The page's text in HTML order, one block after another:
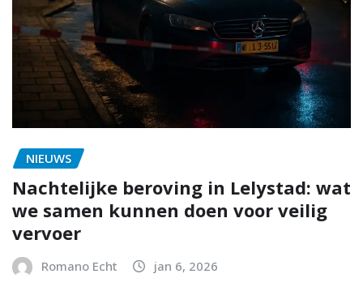
NIEUWS
Nachtelijke beroving in Lelystad: wat
we samen kunnen doen voor veilig
vervoer
Romano Echt jan 6, 2026